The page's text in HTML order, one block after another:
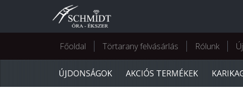
Főoldal Törtarany felvásárlás Rólunk
ÚJDONSÁGOK AKCIÓS TERMÉKEK